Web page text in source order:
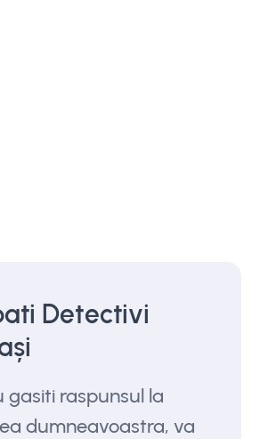
Detectivi
gasiti raspunsul la
dumneavoastra, va